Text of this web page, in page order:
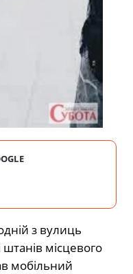
з вулиць
місцевого
мобільний